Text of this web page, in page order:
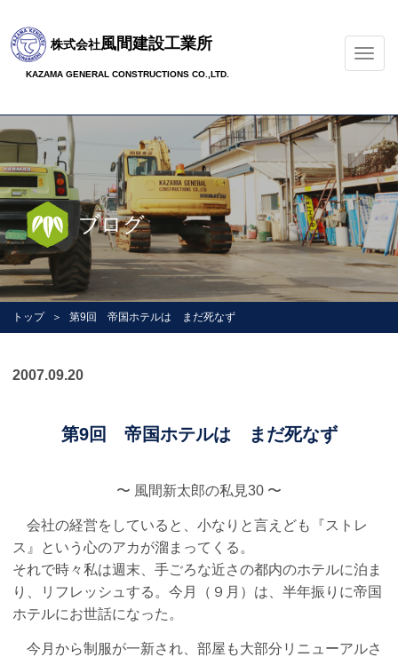
ナ
ビ
ー
シ
ョ
ン
の
切
替
株式会社風間建設工業所
KAZAMA GENERAL CONSTRUCTIONS CO.,LTD.
ブログ
トップ 第9回 帝国ホテルは まだ死なず
2007.09.20
第9回 帝国ホテルは まだ死なず
〜 風間新太郎の私見30 〜
会社の経営をしていると、小なりと言えども『ストレ
ス』という心のアカが溜まってくる。
それで時々私は週末、手ごろな近さの都内のホテルに泊ま
り、リフレッシュする。今月（９月）は、半年振りに帝国
ホテルにお世話になった。
今月から制服が一新され、部屋も大部分リニューアルさ